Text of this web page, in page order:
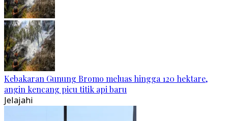
Kebakaran Gunung Bromo meluas hingga 120 hektare,
angin kencang picu titik api baru
Jelajahi